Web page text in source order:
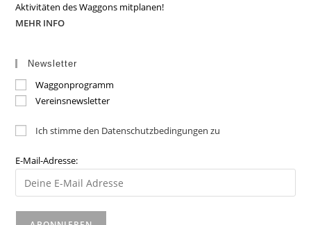
Aktivitäten des Waggons mitplanen!
MEHR INFO
Newsletter
Waggonprogramm
Vereinsnewsletter
Ich stimme den Datenschutzbedingungen zu
E-Mail-Adresse: